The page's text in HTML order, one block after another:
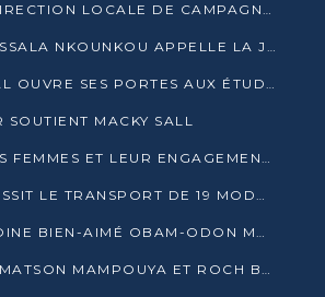
BOUEMBA : LA DIRECTION LOCALE DE CAMPAGNE DE DENIS SASSOU N’GUESSO MULTIPLIE LES ACTIVITÉS DE MOBILISATION
ROCH BREDIN BISSALA NKOUNKOU APPELLE LA JEUNESSE DE GOMA TSÉ-TSÉ À UN VOTE MASSIF POUR DENIS SASSOU NGUESSO
CONGO TERMINAL OUVRE SES PORTES AUX ÉTUDIANTS EN TRANSPORT ET LOGISTIQUE
SOUTIENT MACKY SALL
TBC CÉLÈBRE LES FEMMES ET LEUR ENGAGEMENT À L’OCCASION DU 8 MARS
AGL CONGO RÉUSSIT LE TRANSPORT DE 19 MODULES HORS GABARIT ENTRE POINTE-NOIRE ET BRAZZAVILLE
GAMBOMA, ANTOINE BIEN-AIMÉ OBAM-ODON MOBILISE LES 32 148 ÉLECTEURS EN FAVEUR DE DENIS SASSOU NGUESSO
GOMA TSÉ-TSÉ : MATSON MAMPOUYA ET ROCH BREDIN BISSALA NKOUNKOU EN CAMPAGNE DE PROXIMITÉ